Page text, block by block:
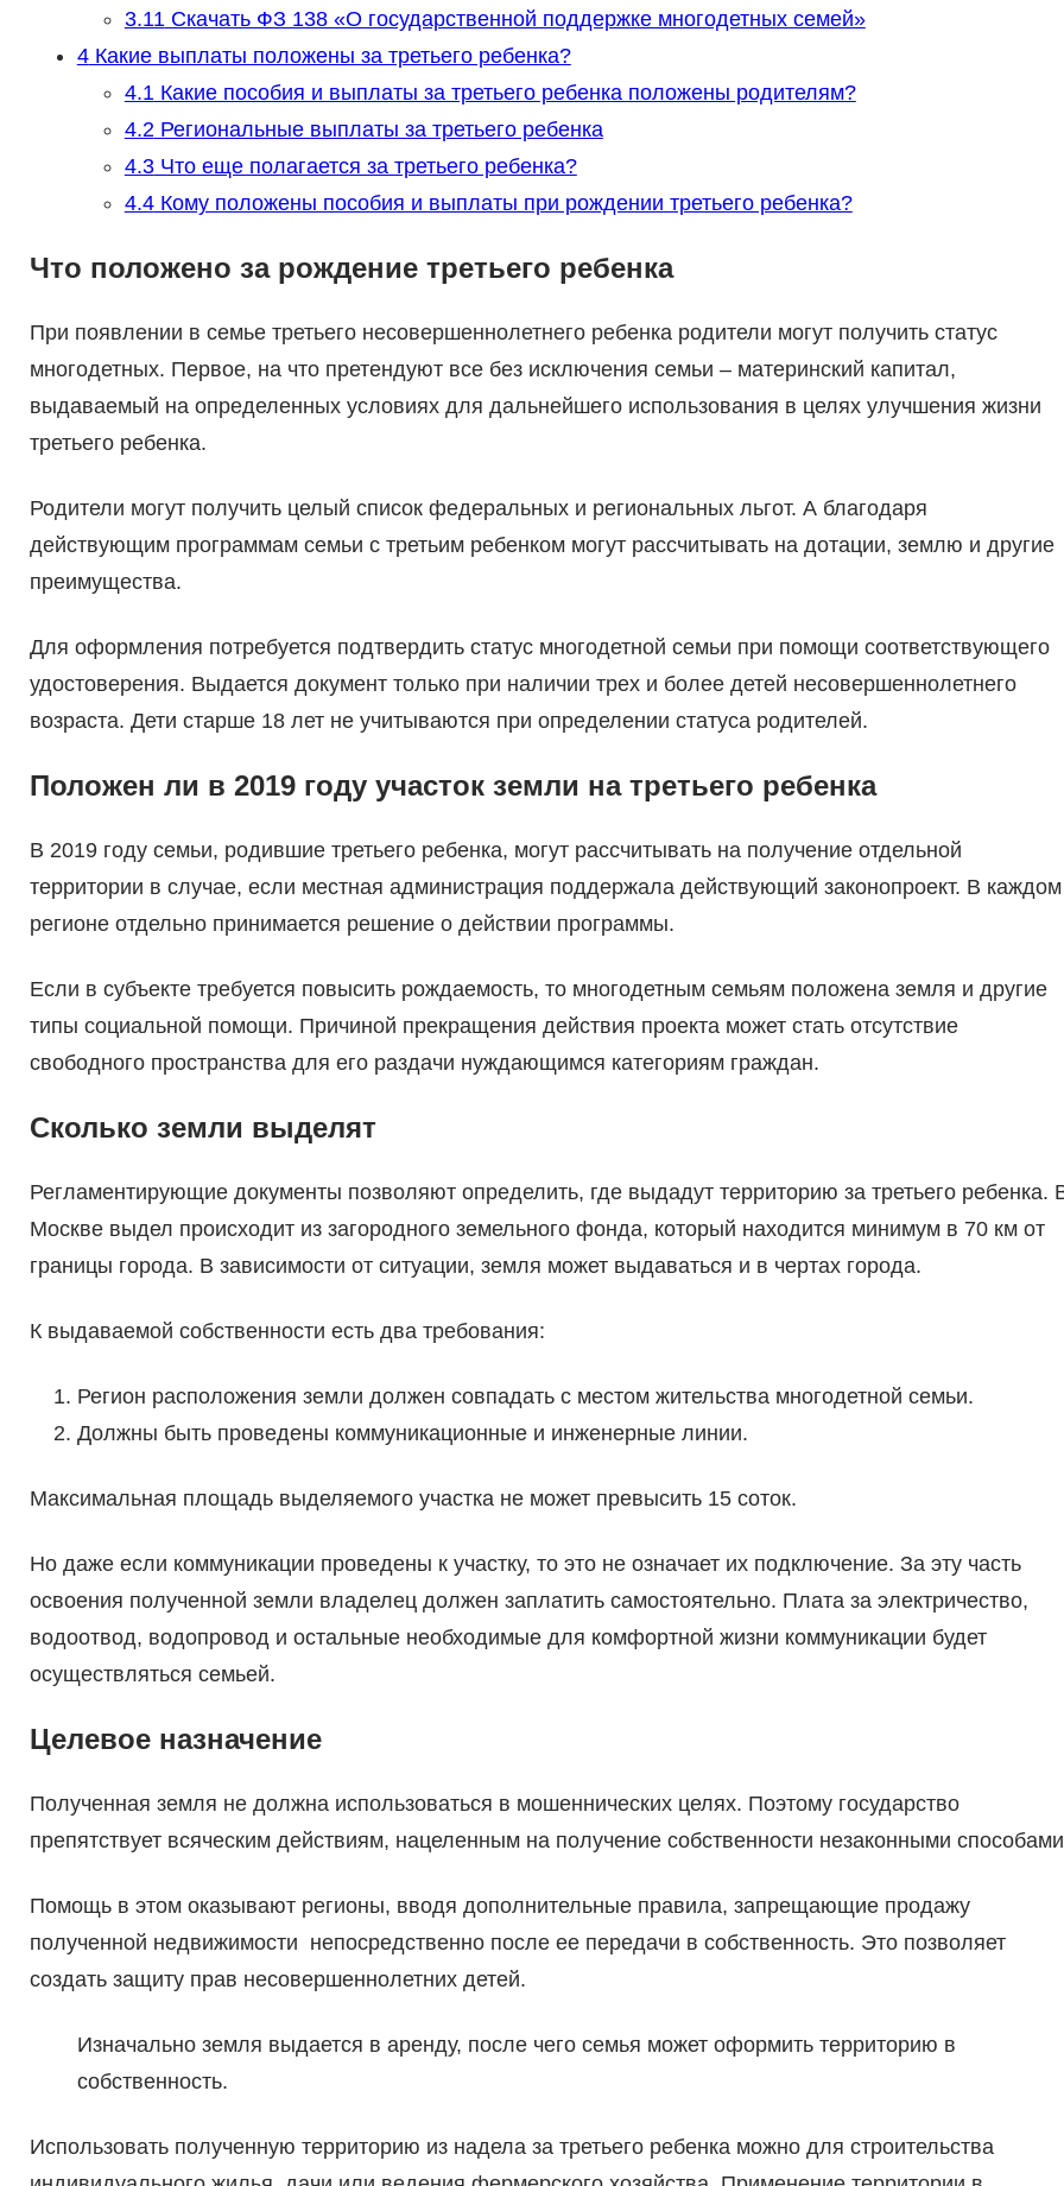
3.11Скачать ФЗ 138 «О государственной поддержке многодетных семей»
4Какие выплаты положены за третьего ребенка?
4.1Какие пособия и выплаты за третьего ребенка положены родителям?
4.2Региональные выплаты за третьего ребенка
4.3Что еще полагается за третьего ребенка?
4.4Кому положены пособия и выплаты при рождении третьего ребенка?
Что положено за рождение третьего ребенка
При появлении в семье третьего несовершеннолетнего ребенка родители могут получить статус
многодетных. Первое, на что претендуют все без исключения семьи – материнский капитал,
выдаваемый на определенных условиях для дальнейшего использования в целях улучшения жизни
третьего ребенка.
Родители могут получить целый список федеральных и региональных льгот. А благодаря
действующим программам семьи с третьим ребенком могут рассчитывать на дотации, землю и другие
преимущества.
Для оформления потребуется подтвердить статус многодетной семьи при помощи соответствующего
удостоверения. Выдается документ только при наличии трех и более детей несовершеннолетнего
возраста. Дети старше 18 лет не учитываются при определении статуса родителей.
Положен ли в 2019 году участок земли на третьего ребенка
В 2019 году семьи, родившие третьего ребенка, могут рассчитывать на получение отдельной
территории в случае, если местная администрация поддержала действующий законопроект. В каждом
регионе отдельно принимается решение о действии программы.
Если в субъекте требуется повысить рождаемость, то многодетным семьям положена земля и другие
типы социальной помощи. Причиной прекращения действия проекта может стать отсутствие
свободного пространства для его раздачи нуждающимся категориям граждан.
Сколько земли выделят
Регламентирующие документы позволяют определить, где выдадут территорию за третьего ребенка.
Москве выдел происходит из загородного земельного фонда, который находится минимум в 70 км от
границы города. В зависимости от ситуации, земля может выдаваться и в чертах города.
К выдаваемой собственности есть два требования:
Регион расположения земли должен совпадать с местом жительства многодетной семьи.
Должны быть проведены коммуникационные и инженерные линии.
Максимальная площадь выделяемого участка не может превысить 15 соток.
Но даже если коммуникации проведены к участку, то это не означает их подключение. За эту часть
освоения полученной земли владелец должен заплатить самостоятельно. Плата за электричество,
водоотвод, водопровод и остальные необходимые для комфортной жизни коммуникации будет
осуществляться семьей.
Целевое назначение
Полученная земля не должна использоваться в мошеннических целях. Поэтому государство
препятствует всяческим действиям, нацеленным на получение собственности незаконными
Помощь в этом оказывают регионы, вводя дополнительные правила, запрещающие продажу
полученной недвижимости непосредственно после ее передачи в собственность. Это позволяет
создать защиту прав несовершеннолетних детей.
Изначально земля выдается в аренду, после чего семья может оформить территорию в
собственность.
Использовать полученную территорию из надела за третьего ребенка можно для строительства